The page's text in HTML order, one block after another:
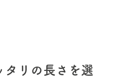
タリの長さを選